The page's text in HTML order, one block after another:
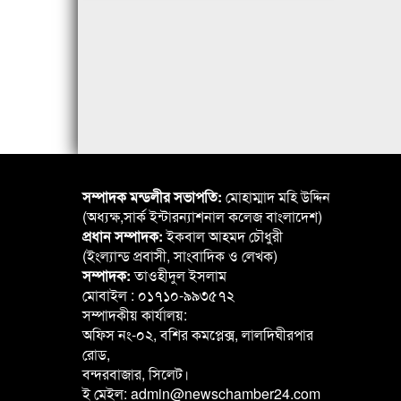
সম্পাদক মন্ডলীর সভাপতি: মোহাম্মাদ মহি উদ্দিন
(অধ্যক্ষ,সার্ক ইন্টারন্যাশনাল কলেজ বাংলাদেশ)
প্রধান সম্পাদক:ইকবাল আহমদ চৌধুরী
(ইংল্যান্ড প্রবাসী, সাংবাদিক ও লেখক)
সম্পাদক:তাওহীদুল ইসলাম
মোবাইল : ০১৭১০-৯৯৩৫৭২
সম্পাদকীয় কার্যালয়:
অফিস নং-০২, বশির কমপ্লেক্স, লালদিঘীরপার
রোড,
বন্দরবাজার, সিলেট।
ই মেইল: admin@newschamber24.com